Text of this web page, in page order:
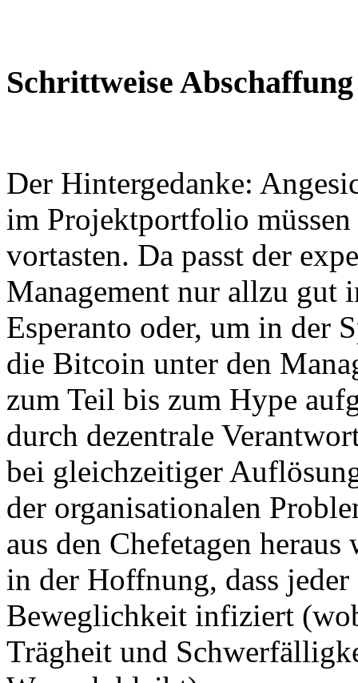
Schrittweise
Der Hintergedanke:
im Projektportfolio
vortasten. Da passt der
Management nur allzu gut
Esperanto oder, um in der
die Bitcoin unter den
zum Teil bis zum Hype
durch dezentrale
bei gleichzeitiger
der organisationalen
aus den Chefetagen
in der Hoffnung, dass
Beweglichkeit infiziert
Trägheit und